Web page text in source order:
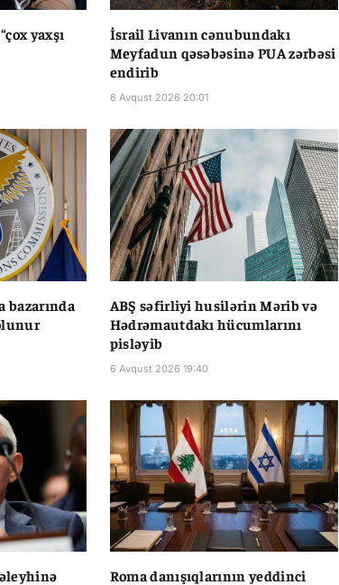
yaxşı
İsrail Livanın cənubundakı
Meyfadun qəsəbəsinə PUA zərbəsi
endirib
6 Avqust 2026 20:01
bazarında
ABŞ səfirliyi husilərin Mərib və
Hədrəmautdakı hücumlarını
pisləyib
6 Avqust 2026 19:40
Roma danışıqlarının yeddinci